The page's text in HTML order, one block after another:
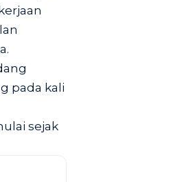
pada kali
sejak